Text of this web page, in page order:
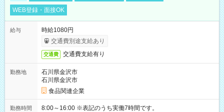
WEB登録・面接OK
給与
時給1080円
交通費別途支給あり
交通費 交通費支給有り
勤務地
石川県金沢市
石川県金沢市
食品関連企業
勤務時間 8:00～16:00 ※表記のうち実働7時間です。